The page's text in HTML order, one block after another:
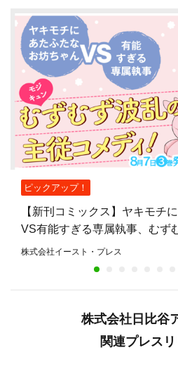
ピックアップ！
【新刊コミックス】ヤキモチ
VS有能すぎる専属執事、むず
ィ『思春期お坊ちゃんと万能
株式会社イースト・プレス
株式会社日比谷
関連プレス